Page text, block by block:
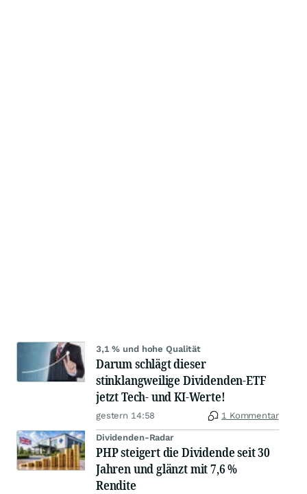
3,1 % und hohe Qualität
Darum schlägt dieser
stinklangweilige Dividenden-ETF
jetzt Tech- und KI-Werte!
gestern 14:58 1 Kommentar
Dividenden-Radar
PHP steigert die Dividende seit 30
Jahren und glänzt mit 7,6 %
Rendite